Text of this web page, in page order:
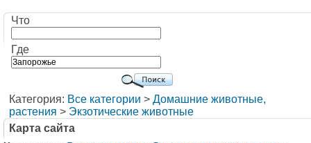
Что
Где
Категория: Все категории > Домашние животные,
растения > Экзотические животные
Карта сайта